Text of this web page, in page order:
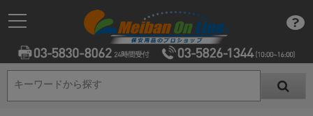
キーワードから探す
キーワードから探す